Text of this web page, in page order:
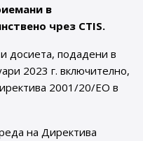
в
чрез CTIS.
досиета, подадени в
2023 г. включително,
2001/20/ЕО в
на Директива